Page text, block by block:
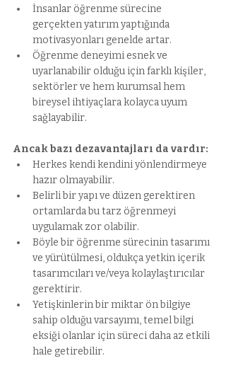
İnsanlar öğrenme sürecine
gerçekten yatırım yaptığında
motivasyonları genelde artar.
Öğrenme deneyimi esnek ve
uyarlanabilir olduğu için farklı kişiler,
sektörler ve hem kurumsal hem
bireysel ihtiyaçlara kolayca uyum
sağlayabilir.
Ancak bazı dezavantajları da vardır:
Herkes kendi kendini yönlendirmeye
hazır olmayabilir.
Belirli bir yapı ve düzen gerektiren
ortamlarda bu tarz öğrenmeyi
uygulamak zor olabilir.
Böyle bir öğrenme sürecinin tasarımı
ve yürütülmesi, oldukça yetkin içerik
tasarımcıları ve/veya kolaylaştırıcılar
gerektirir.
Yetişkinlerin bir miktar ön bilgiye
sahip olduğu varsayımı, temel bilgi
eksiği olanlar için süreci daha az etkili
hale getirebilir.